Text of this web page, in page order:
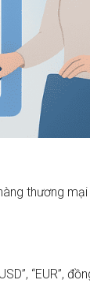
thương
“EUR”,